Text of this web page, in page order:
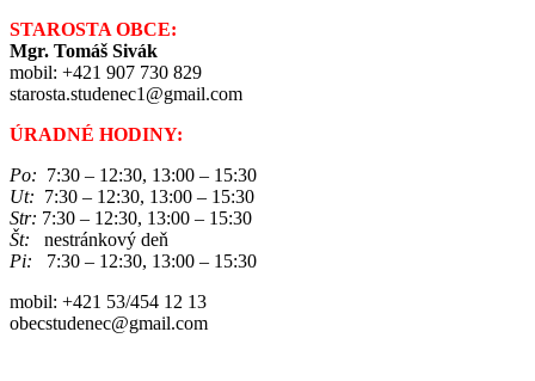
STAROSTA OBCE:
Mgr. Tomáš Sivák
mobil: +421 907 730 829
starosta.studenec1@gmail.com
ÚRADNÉ HODINY:
Po: 7:30 – 12:30, 13:00 – 15:30
Ut: 7:30 – 12:30, 13:00 – 15:30
Str: 7:30 – 12:30, 13:00 – 15:30
Št: nestránkový deň
Pi: 7:30 – 12:30, 13:00 – 15:30
mobil: +421 53/454 12 13
obecstudenec@gmail.com